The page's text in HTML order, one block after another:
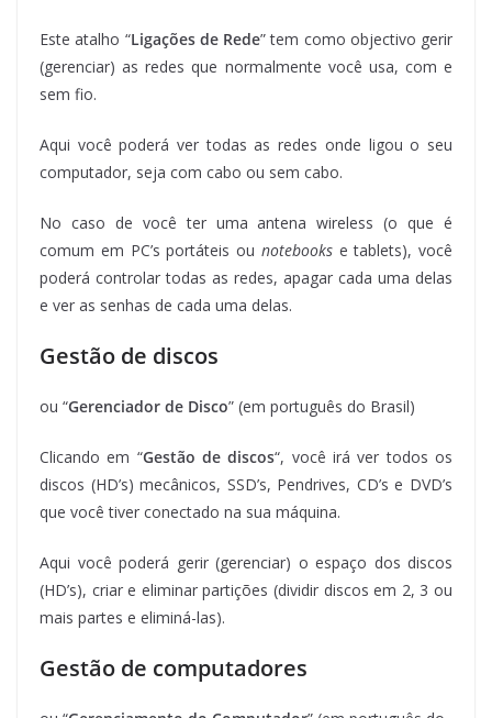
Este atalho “Ligações de Rede” tem como objectivo gerir
(gerenciar) as redes que normalmente você usa, com e
sem fio.
Aqui você poderá ver todas as redes onde ligou o seu
computador, seja com cabo ou sem cabo.
No caso de você ter uma antena wireless (o que é
comum em PC’s portáteis ou notebookse tablets), você
poderá controlar todas as redes, apagar cada uma delas
e ver as senhas de cada uma delas.
Gestão de discos
ou “Gerenciador de Disco” (em português do Brasil)
Clicando em “Gestão de discos“, você irá ver todos os
discos (HD’s) mecânicos, SSD’s, Pendrives, CD’s e DVD’s
que você tiver conectado na sua máquina.
Aqui você poderá gerir (gerenciar) o espaço dos discos
(HD’s), criar e eliminar partições (dividir discos em 2, 3 ou
mais partes e eliminá-las).
Gestão de computadores